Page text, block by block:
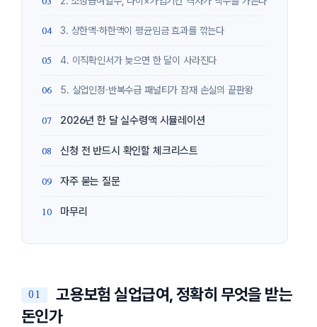
3. 상한액·하한액이 평균임금 효과를 깎는다
4. 이직확인서가 늦으면 한 달이 사라진다
5. 실업인정·반복수급 패널티가 잠재 손실의 끝판왕
2026년 한 달 실수령액 시뮬레이션
신청 전 반드시 확인할 체크리스트
자주 묻는 질문
마무리
고용보험 실업급여, 정확히 무엇을 받는
돈인가